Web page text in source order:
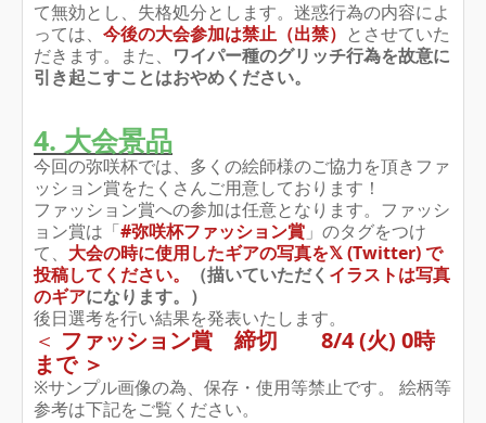
て無効とし、失格処分とします。迷惑行為の内容によ
っては、 今後の大会参加は禁止（出禁） とさせていた
だきます。また、 ワイパー種のグリッチ行為を故意に
引き起こすことはおやめください。
4. 大会景品
今回の弥咲杯では、多くの絵師様のご協力を頂きファ
ッション賞をたくさんご用意しております！
ファッション賞への参加は任意となります。ファッシ
ョン賞は「#弥咲杯ファッション賞 」のタグをつけ
て、 大会の時に使用したギアの写真を𝕏 (Twitter)で
投稿してください。 （描いていただく イラストは写真
のギアになります。）
後日選考を行い結果を発表いたします。
＜ ファッション賞 締切 8/4 (火) 0時
まで ＞
※サンプル画像の為、保存・使用等禁止です。 絵柄等
参考は下記をご覧ください。